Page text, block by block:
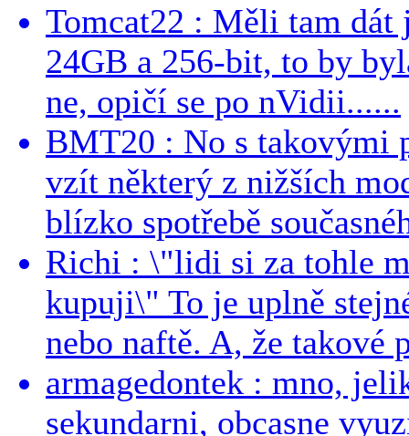
Tomcat22 : Měli tam dát
24GB a 256-bit, to by
ne, opičí se po nVidii......
BMT20 : No s takovými
vzít některý z nižších
blízko spotřebě
Richi : \"lidi si za tohle
kupuji\" To je uplně
nebo naftě. A, že takové
armagedontek : mno,
sekundarni, obcasne